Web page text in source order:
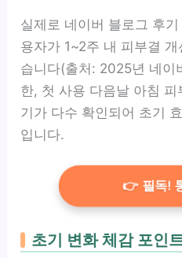
실제로 네이버 블로그 후
용자가 1~2주 내 피부결
습니다(출처: 2025년 네이
한, 첫 사용 다음날 아침
기가 다수 확인되어 초기
입니다.
👉 필독!
초기 변화 체감 포인